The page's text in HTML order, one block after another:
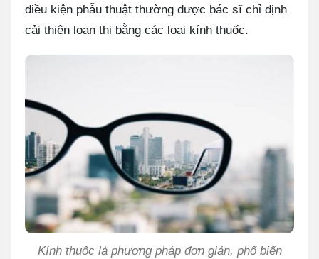
điều kiện phẫu thuật thường được bác sĩ chỉ định
cải thiện loạn thị bằng các loại kính thuốc.
Kính thuốc là phương pháp đơn giản, phổ biến